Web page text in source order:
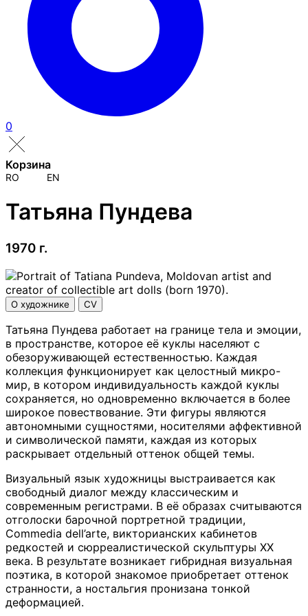
0
Корзина
RO EN
Татьяна Пундева
1970 г.
О художнике CV
Татьяна Пундева работает на границе тела и эмоции,
в пространстве, которое её куклы населяют с
обезоруживающей естественностью. Каждая
коллекция функционирует как целостный микро-
мир, в котором индивидуальность каждой куклы
сохраняется, но одновременно включается в более
широкое повествование. Эти фигуры являются
автономными сущностями, носителями аффективной
и символической памяти, каждая из которых
раскрывает отдельный оттенок общей темы.
Визуальный язык художницы выстраивается как
свободный диалог между классическим и
современным регистрами. В её образах считываются
отголоски барочной портретной традиции,
Commedia dell’arte, викторианских кабинетов
редкостей и сюрреалистической скульптуры XX
века. В результате возникает гибридная визуальная
поэтика, в которой знакомое приобретает оттенок
странности, а ностальгия пронизана тонкой
деформацией.